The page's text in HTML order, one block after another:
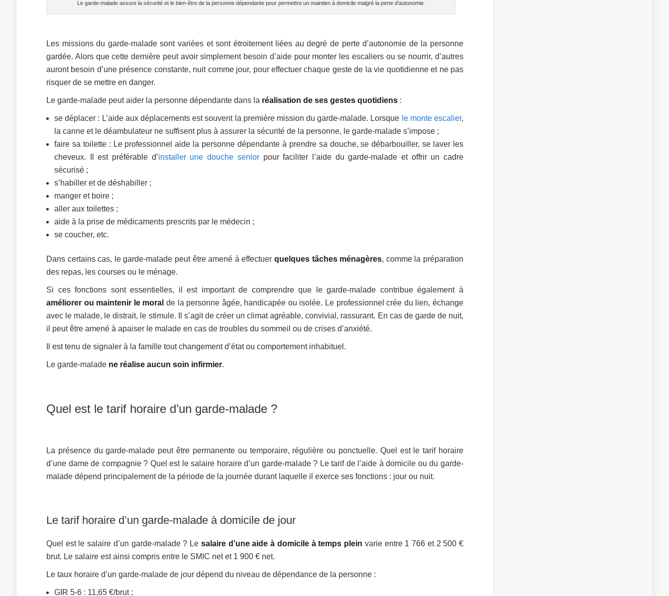
Le garde-malade assure la sécurité et le bien-être de la personne dépendante pour permettre un maintien à domicile malgré la perte d’autonomie.
Les missions du garde-malade sont variées et sont étroitement liées au degré de perte d’autonomie de la personne
gardée. Alors que cette dernière peut avoir simplement besoin d’aide pour monter les escaliers ou se nourrir, d’autres
auront besoin d’une présence constante, nuit comme jour, pour effectuer chaque geste de la vie quotidienne et ne pas
risquer de se mettre en danger.
Le garde-malade peut aider la personne dépendante dans la réalisation de ses gestes quotidiens :
se déplacer : L’aide aux déplacements est souvent la première mission du garde-malade. Lorsque le monte escalier,
la canne et le déambulateur ne suffisent plus à assurer la sécurité de la personne, le garde-malade s’impose ;
faire sa toilette : Le professionnel aide la personne dépendante à prendre sa douche, se débarbouiller, se laver les
cheveux. Il est préférable d’installer une douche seniorpour faciliter l’aide du garde-malade et offrir un cadre
sécurisé ;
s’habiller et de déshabiller ;
manger et boire ;
aller aux toilettes ;
aide à la prise de médicaments prescrits par le médecin ;
se coucher, etc.
Dans certains cas, le garde-malade peut être amené à effectuer quelques tâches ménagères, comme la préparation
des repas, les courses ou le ménage.
Si ces fonctions sont essentielles, il est important de comprendre que le garde-malade contribue également à
améliorer ou maintenir le moral de la personne âgée, handicapée ou isolée. Le professionnel crée du lien, échange
avec le malade, le distrait, le stimule. Il s’agit de créer un climat agréable, convivial, rassurant. En cas de garde de nuit,
il peut être amené à apaiser le malade en cas de troubles du sommeil ou de crises d’anxiété.
Il est tenu de signaler à la famille tout changement d’état ou comportement inhabituel.
Le garde-malade ne réalise aucun soin infirmier.
Quel est le tarif horaire d’un garde-malade ?
La présence du garde-malade peut être permanente ou temporaire, régulière ou ponctuelle. Quel est le tarif horaire
d’une dame de compagnie ? Quel est le salaire horaire d’un garde-malade ? Le tarif de l’aide à domicile ou du garde-
malade dépend principalement de la période de la journée durant laquelle il exerce ses fonctions : jour ou nuit.
Le tarif horaire d’un garde-malade à domicile de jour
Quel est le salaire d’un garde-malade ? Le salaire d’une aide à domicile à temps plein varie entre 1 766 et 2 500 €
brut. Le salaire est ainsi compris entre le SMIC net et 1 900 € net.
Le taux horaire d’un garde-malade de jour dépend du niveau de dépendance de la personne :
GIR 5-6 : 11,65 €/brut ;